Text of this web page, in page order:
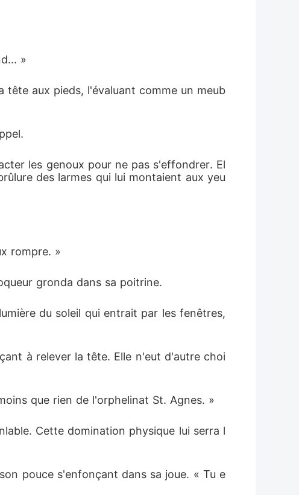
»
aux pieds, l'évaluant comme un meub
les genoux pour ne pas s'effondrer. El
des larmes qui lui montaient aux yeu
rompre. »
gronda dans sa poitrine.
du soleil qui entrait par les fenêtres,
à relever la tête. Elle n'eut d'autre choi
que rien de l'orphelinat St. Agnes. »
Cette domination physique lui serra l
pouce s'enfonçant dans sa joue. « Tu e